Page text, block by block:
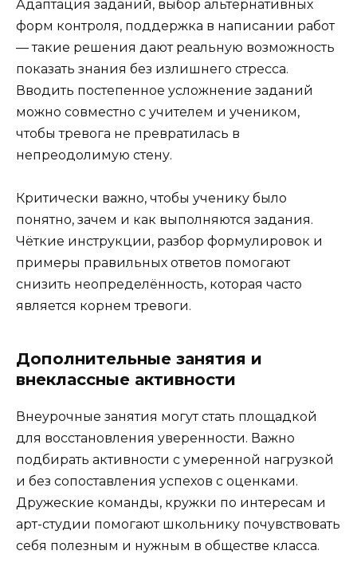
Адаптация заданий, выбор альтернативных
форм контроля, поддержка в написании работ
— такие решения дают реальную возможность
показать знания без излишнего стресса.
Вводить постепенное усложнение заданий
можно совместно с учителем и учеником,
чтобы тревога не превратилась в
непреодолимую стену.
Критически важно, чтобы ученику было
понятно, зачем и как выполняются задания.
Чёткие инструкции, разбор формулировок и
примеры правильных ответов помогают
снизить неопределённость, которая часто
является корнем тревоги.
Дополнительные занятия и
внеклассные активности
Внеурочные занятия могут стать площадкой
для восстановления уверенности. Важно
подбирать активности с умеренной нагрузкой
и без сопоставления успехов с оценками.
Дружеские команды, кружки по интересам и
арт-студии помогают школьнику почувствовать
себя полезным и нужным в обществе класса.